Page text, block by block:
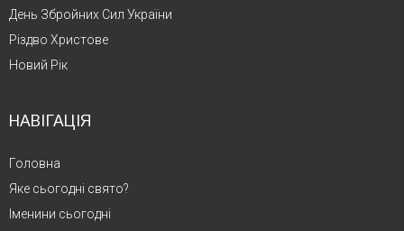
День Збройних Сил України
Різдво Христове
Новий Рік
НАВІГАЦІЯ
Головна
Яке сьогодні свято?
Іменини сьогодні